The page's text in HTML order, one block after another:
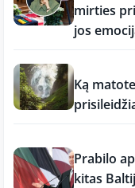
mirties
jos
Ką
Prabilo
kitas